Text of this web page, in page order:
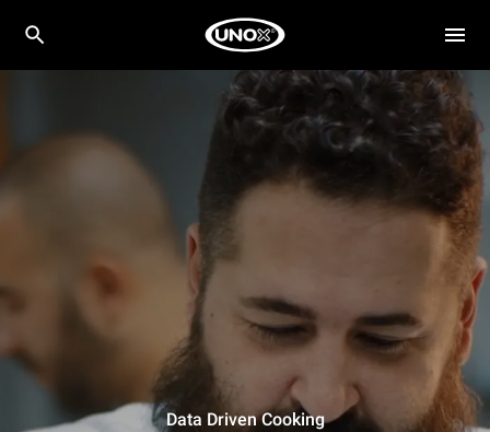
Data Driven Cooking